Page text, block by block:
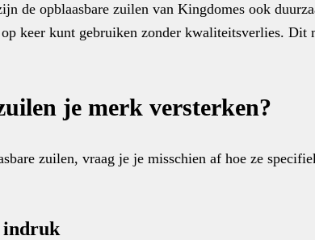
de opblaasbare zuilen van Kingdomes ook
keer kunt gebruiken zonder kwaliteitsverlies.
je merk versterken?
zuilen, vraag je je misschien af hoe ze
indruk